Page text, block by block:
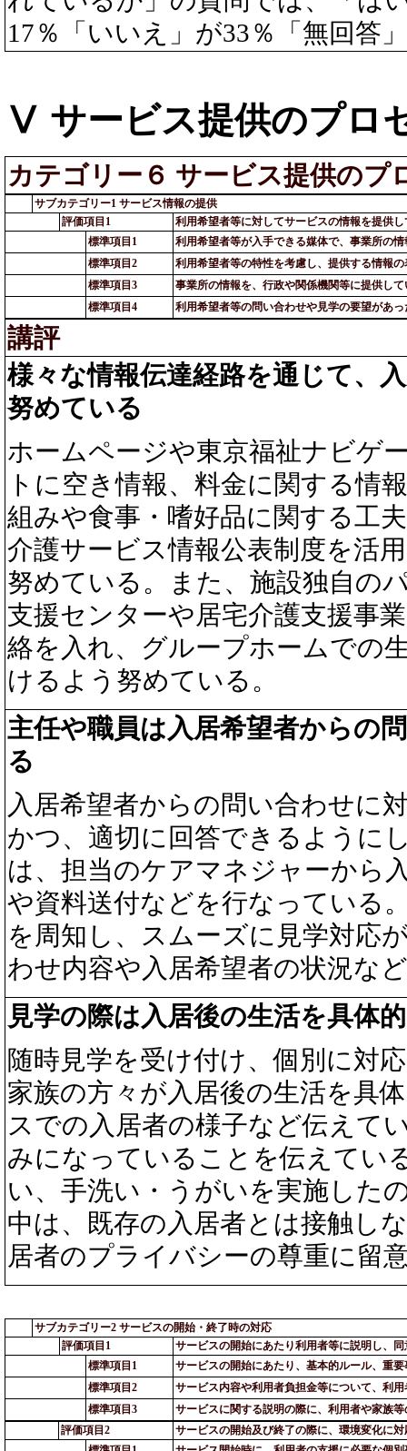
17％「いいえ」が33％「無回答
Ⅴ サービス提供のプロ
カテゴリー６ サービス提供のプ
サブカテゴリー1 サービス情報の提供
評価項目1
利用希望者等に対してサービスの情報を提供し
標準項目1
利用希望者等が入手できる媒体で、事業所の
標準項目2
利用希望者等の特性を考慮し、提供する情報
標準項目3
事業所の情報を、行政や関係機関等に提供して
標準項目4
利用希望者等の問い合わせや見学の要望があ
講評
様々な情報伝達経路を通じて、
努めている
ホームページや東京福祉ナビゲ
トに空き情報、料金に関する情
組みや食事・嗜好品に関する工
介護サービス情報公表制度を活
努めている。また、施設独自の
支援センターや居宅介護支援事
絡を入れ、グループホームでの
けるよう努めている。
主任や職員は入居希望者からの
る
入居希望者からの問い合わせに
かつ、適切に回答できるように
は、担当のケアマネジャーから
や資料送付などを行なっている
を周知し、スムーズに見学対応
わせ内容や入居希望者の状況な
見学の際は入居後の生活を具体
随時見学を受け付け、個別に対
家族の方々が入居後の生活を具
スでの入居者の様子など伝えて
みになっていることを伝えてい
い、手洗い・うがいを実施した
中は、既存の入居者とは接触し
居者のプライバシーの尊重に留
サブカテゴリー2 サービスの開始・終了時の対応
評価項目1
サービスの開始にあたり利用者等に説明し、
標準項目1
サービスの開始にあたり、基本的ルール、重
標準項目2
サービス内容や利用者負担金等について、利
標準項目3
サービスに関する説明の際に、利用者や家族
評価項目2
サービスの開始及び終了の際に、環境変化に